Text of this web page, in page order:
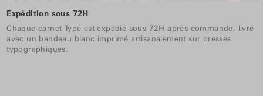
Expédition sous 72H
Chaque carnet Typé est expédié sous 72H après commande, livré
avec un bandeau blanc imprimé artisanalement sur presses
typographiques.